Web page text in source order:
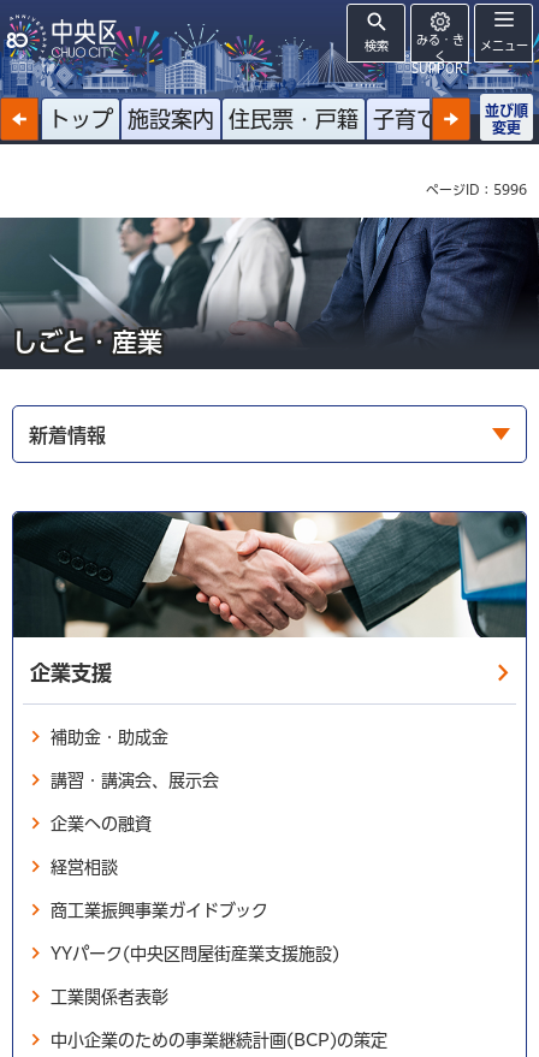
検索
みる・き
く
SUPPORT
メニュー
トップ 施設案内 住民票・戸籍 子育て 高齢者
並び順
変更
ページID：5996
しごと・産業
新着情報
企業支援
補助金・助成金
講習・講演会、展示会
企業への融資
経営相談
商工業振興事業ガイドブック
YYパーク(中央区問屋街産業支援施設)
工業関係者表彰
中小企業のための事業継続計画(BCP)の策定